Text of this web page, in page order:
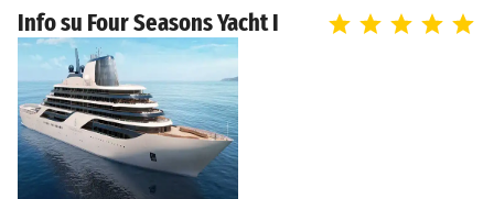
Il quartiere Monte-Carlo confina a nord-est con i quartieri
Larvotto e La Rousse / Saint Romain, a nord-ovest con i
quartieri La Condamine e Saint Michel e a nord con la Francia,
costituendo ormai un unico agglomerato urbano con il
comune francese di Beausoleil.
Info su Four Seasons Yacht I